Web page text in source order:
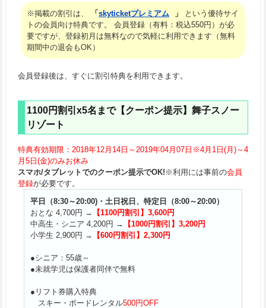
※掲載の割引は、 「 skyticketプレミアム 」
という優待サイ
トの会員向け特典です。 会員登録（有料：税込550円）が必
要ですが、登録初月は無料なので気軽に利用できます（無料
期間中の退会もOK）
会員登録後は、すぐに割引特典を利用できます。
1100円割引x5名まで【クーポン提示】舞子スノー
リゾート
特典有効期限：2018年12月14日～2019年04月07日※4月1日(月)～4
月5日(金)のみお休み
スマホ/タブレットでのクーポン提示でOK! ※利用には事前の会員
登録が必要です。
平日（8:30～20:00)・土日祝日、特定日（8:00～20:00）
おとな 4,700円 →
【1100円割引】3,600円
中高生・シニア 4,200円 →
【1000円割引】3,200円
小学生 2,900円 →
【600円割引】2,300円
●シニア：55歳～
●未就学児は保護者同伴で無料
●リフト券購入特典
スキー・ボードレンタル500円OFF